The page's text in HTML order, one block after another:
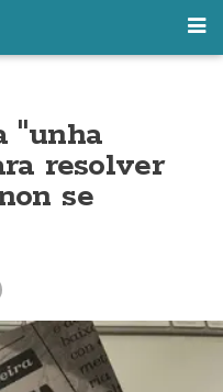
"unha
resolver
se